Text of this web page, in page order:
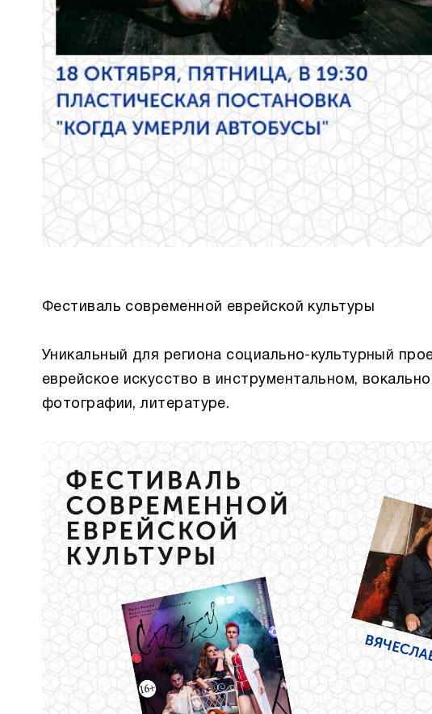
Фестиваль современной еврейской культуры
Уникальный для региона социально-культурный
еврейское искусство в инструментальном,
фотографии, литературе.